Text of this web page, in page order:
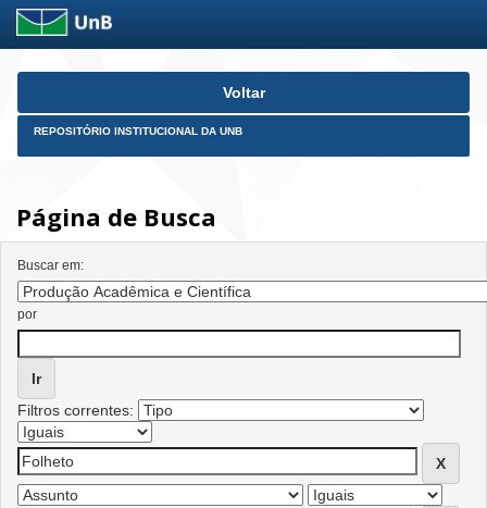
Skip
Voltar
REPOSITÓRIO INSTITUCIONAL DA UNB
Página de Busca
Buscar em:
por
Filtros correntes: